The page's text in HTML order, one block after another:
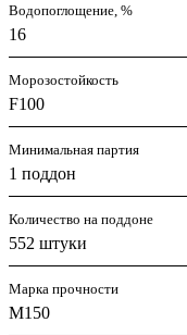
Водопоглощение, %
16
Морозостойкость
F100
Минимальная партия
1 поддон
Количество на поддоне
552 штуки
Марка прочности
M150